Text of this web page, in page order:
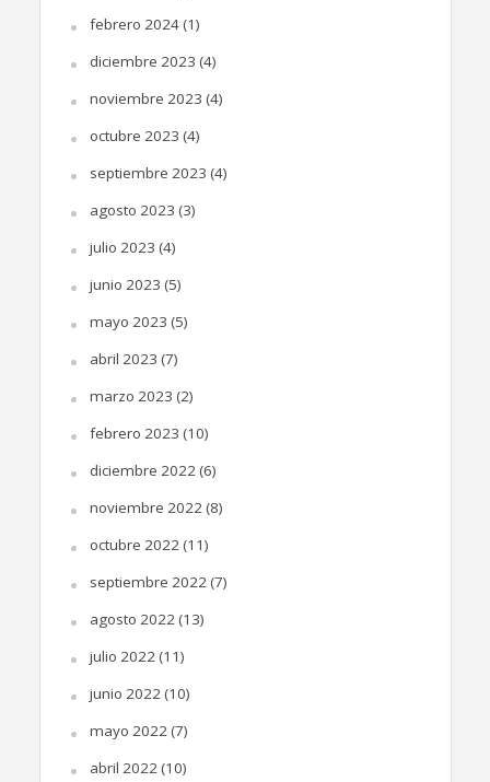
febrero 2024(1)
diciembre 2023 (4)
noviembre 2023 (4)
octubre 2023 (4)
septiembre 2023 (4)
agosto 2023 (3)
julio 2023 (4)
junio 2023 (5)
mayo 2023 (5)
abril 2023 (7)
marzo 2023 (2)
febrero 2023 (10)
diciembre 2022 (6)
noviembre 2022 (8)
octubre 2022 (11)
septiembre 2022 (7)
agosto 2022 (13)
julio 2022 (11)
junio 2022 (10)
mayo 2022 (7)
abril 2022 (10)